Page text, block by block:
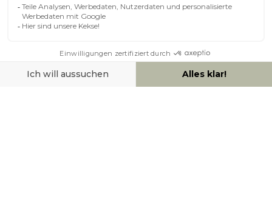
HILFE & KONTAKT